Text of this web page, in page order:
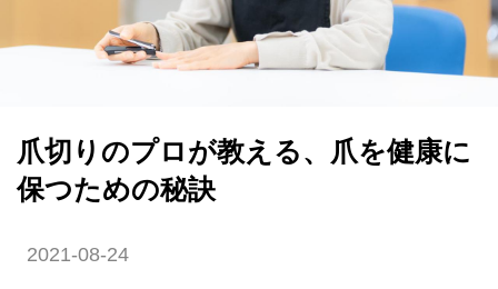
爪切りのプロが教える、爪を健康に
保つための秘訣
2021-08-24